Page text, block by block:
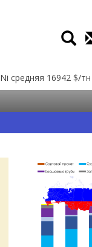
Ni средняя 16942 $/тн